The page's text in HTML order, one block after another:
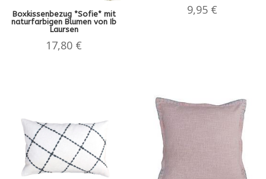
Boxkissenbezug *Sofie* mit
naturfarbigen Blumen von Ib
Laursen
17,80 €
9,95 €